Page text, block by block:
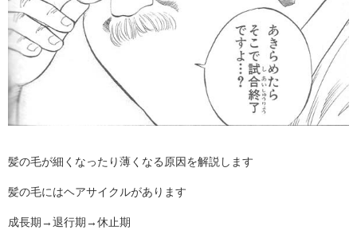
髪の毛が細くなったり薄くなる原因を解説します
髪の毛にはヘアサイクルがあります
成長期→退行期→休止期